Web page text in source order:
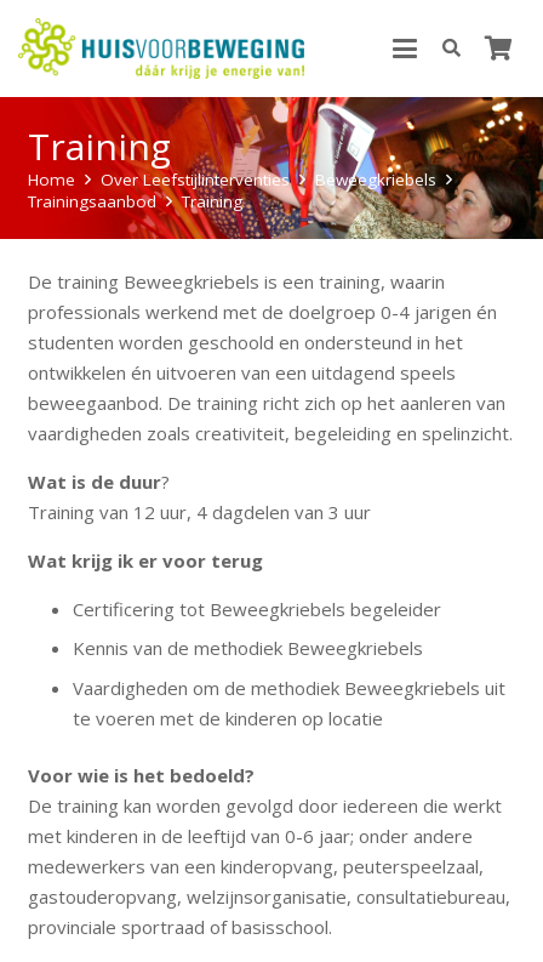
Training
Home Over Leefstijlinterventies
Beweegkriebels
Trainingsaanbod
Training
De training Beweegkriebels is een training, waarin
professionals werkend met de doelgroep 0-4 jarigen én
studenten worden geschoold en ondersteund in het
ontwikkelen én uitvoeren van een uitdagend speels
beweegaanbod. De training richt zich op het aanleren van
vaardigheden zoals creativiteit, begeleiding en spelinzicht.
Wat is de duur?
Training van 12 uur, 4 dagdelen van 3 uur
Wat krijg ik er voor terug
Certificering tot Beweegkriebels begeleider
Kennis van de methodiek Beweegkriebels
Vaardigheden om de methodiek Beweegkriebels uit
te voeren met de kinderen op locatie
Voor wie is het bedoeld?
De training kan worden gevolgd door iedereen die werkt
met kinderen in de leeftijd van 0-6 jaar; onder andere
medewerkers van een kinderopvang, peuterspeelzaal,
gastouderopvang, welzijnsorganisatie, consultatiebureau,
provinciale sportraad of basisschool.